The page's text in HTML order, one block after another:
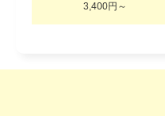
3,400円～